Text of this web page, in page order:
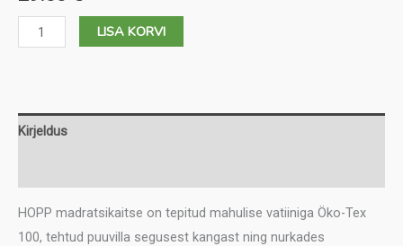
Hopp
Madratskaitse
LISA KORVI
Kirjeldus
HOPP madratsikaitse on tepitud mahulise vatiiniga Öko-Tex
100, tehtud puuvilla segusest kangast ning nurkades